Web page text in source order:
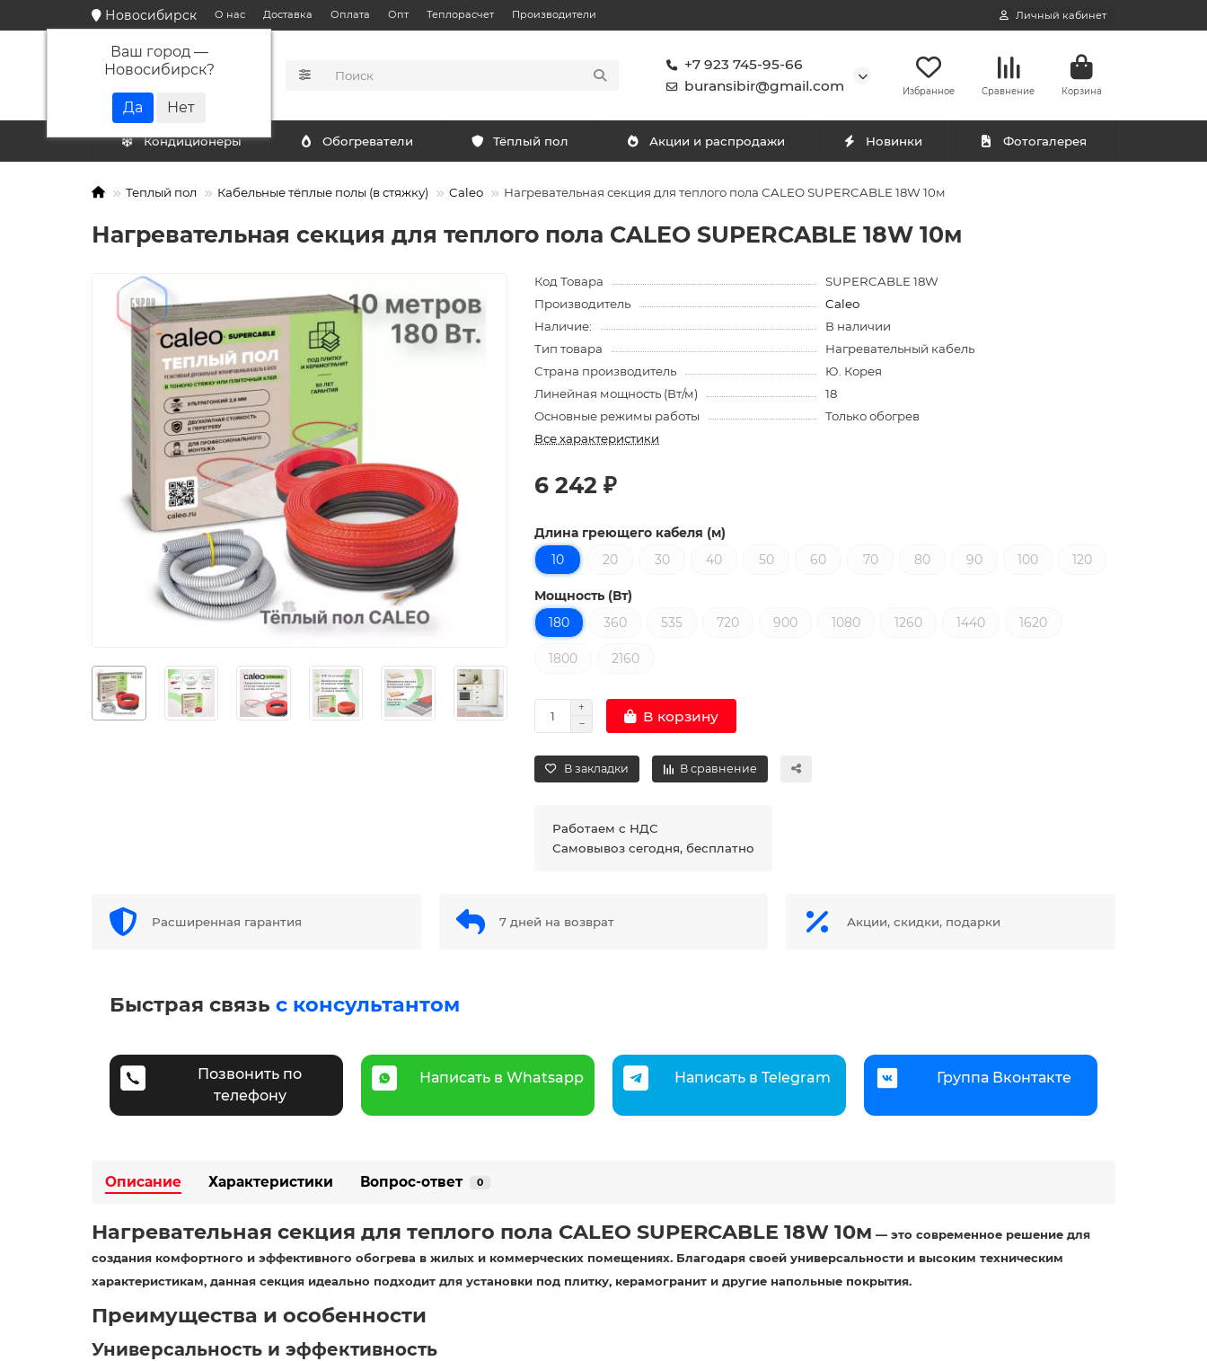
Новосибирск
Ваш город —
Новосибирск?
О нас Доставка Оплата Опт Теплорасчет Производители Личный кабинет
КАТАЛОГ
+7 923 745-95-66
buransibir@gmail.com
Избранное Сравнение Корзина
Кондиционеры Обогреватели Тёплый пол Акции и распродажи Новинки Фотогалерея
Теплый пол Кабельные тёплые полы (в стяжку) Caleo Нагревательная секция для теплого пола CALEO SUPERCABLE 18W 10м
Нагревательная секция для теплого пола CALEO SUPERCABLE 18W 10м
Код Товара
SUPERCABLE 18W
Производитель
Caleo
Наличие:
В наличии
Тип товара
Нагревательный кабель
Страна производитель
Ю. Корея
Линейная мощность (Вт/м)
18
Основные режимы работы
Только обогрев
Все характеристики
6 242 ₽
Длина греющего кабеля (м)
10
20 30 40 50 60 70 80 90 100 120
Мощность (Вт)
180
360 535 720 900 1080 1260 1440 1620
1800 2160
В корзину
В закладки В сравнение
Работаем с НДС
Самовывоз сегодня, бесплатно
Расширенная гарантия 7 дней на возврат Акции, скидки, подарки
Быстрая связь с консультантом
Позвонить по
телефону
Написать в Whatsapp Написать в Telegram Группа Вконтакте
Описание Характеристики Вопрос-ответ 0
Нагревательная секция для теплого пола CALEO SUPERCABLE 18W 10м — это современное решение для
создания комфортного и эффективного обогрева в жилых и коммерческих помещениях. Благодаря своей универсальности и высоким техническим
характеристикам, данная секция идеально подходит для установки под плитку, керамогранит и другие напольные покрытия.​
Преимущества и особенности
Универсальность и эффективность